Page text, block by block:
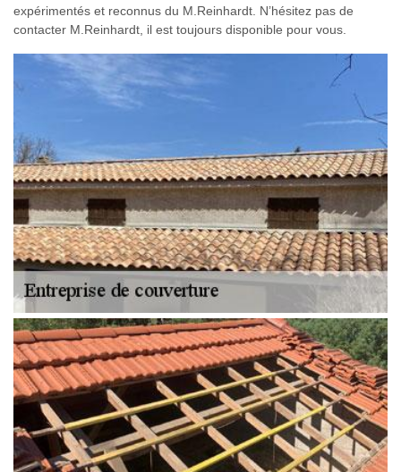
expérimentés et reconnus du M.Reinhardt. N’hésitez pas de
contacter M.Reinhardt, il est toujours disponible pour vous.